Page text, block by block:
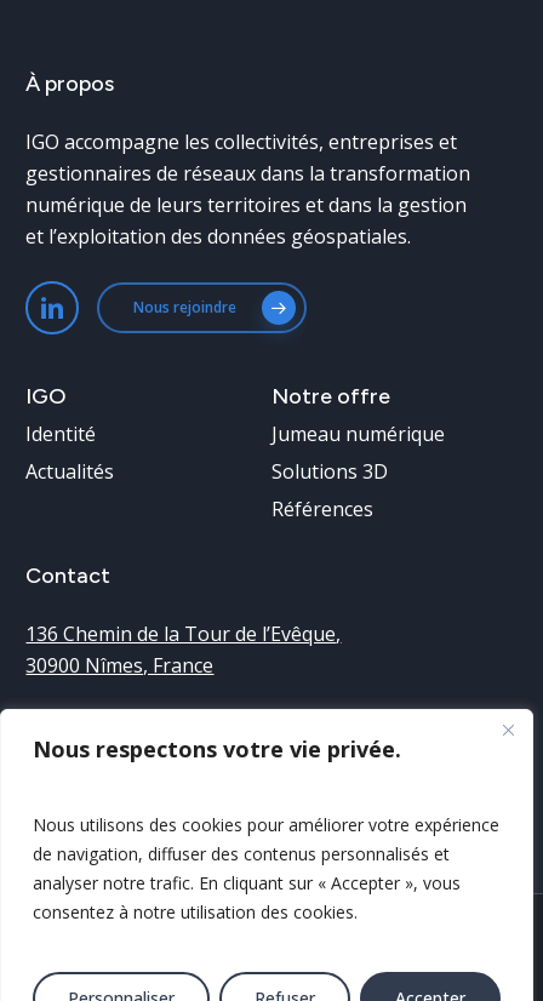
Nous respectons votre vie privée.
Nous utilisons des cookies pour améliorer votre expérience
de navigation, diffuser des contenus personnalisés et
analyser notre trafic. En cliquant sur « Accepter », vous
consentez à notre utilisation des cookies.
À propos
IGO accompagne les collectivités, entreprises et
gestionnaires de réseaux dans la transformation
numérique de leurs territoires et dans la gestion
et l’exploitation des données géospatiales.
Nous rejoindre
IGO
Identité
Actualités
Notre offre
Jumeau numérique
Solutions 3D
Références
Contact
136 Chemin de la Tour de l’Evêque,
30900 Nîmes, France
04 66 38 68 40
Nous contacter
réservés IGO
Politique de confidentialité